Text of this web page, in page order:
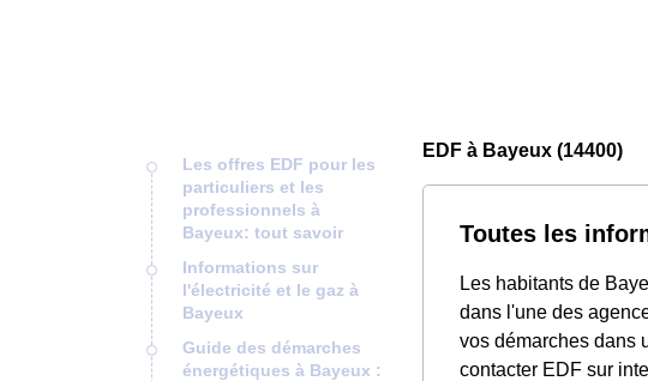
Les offres EDF pour les
particuliers et les
professionnels à
Bayeux: tout savoir
Informations sur
l'électricité et le gaz à
Bayeux
Guide des démarches
énergétiques à Bayeux :
EDF à Bayeux (14400)
Toutes les
Les habitants de
dans l'une des
vos démarches dans
contacter EDF sur